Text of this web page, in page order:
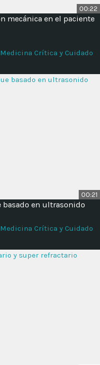
00:22
mecánica en el paciente
Crítica y Cuidado
00:21
basado en ultrasonido
Crítica y Cuidado